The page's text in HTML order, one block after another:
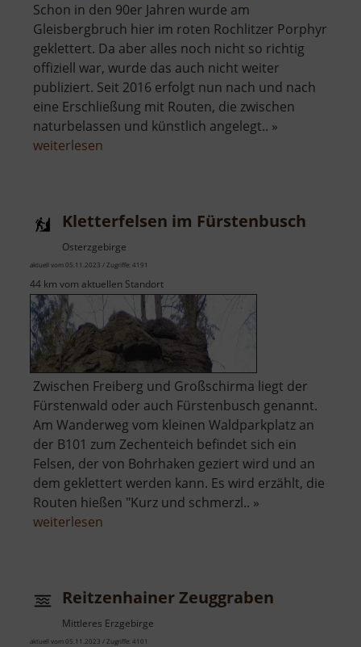
Schon in den 90er Jahren wurde am
Gleisbergbruch hier im roten Rochlitzer Porphyr
geklettert. Da aber alles noch nicht so richtig
offiziell war, wurde das auch nicht weiter
publiziert. Seit 2016 erfolgt nun nach und nach
eine Erschließung mit Routen, die zwischen
naturbelassen und künstlich angelegt.. »
weiterlesen
Kletterfelsen im Fürstenbusch
Osterzgebirge
aktuell vom 05.11.2023 / Zugriffe: 4191
44 km vom aktuellen Standort
Zwischen Freiberg und Großschirma liegt der
Fürstenwald oder auch Fürstenbusch genannt.
Am Wanderweg vom kleinen Waldparkplatz an
der B101 zum Zechenteich befindet sich ein
Felsen, der von Bohrhaken geziert wird und an
dem geklettert werden kann. Es wird erzählt, die
Routen hießen "Kurz und schmerzl.. »
weiterlesen
Reitzenhainer Zeuggraben
Mittleres Erzgebirge
aktuell vom 05.11.2023 / Zugriffe: 4101